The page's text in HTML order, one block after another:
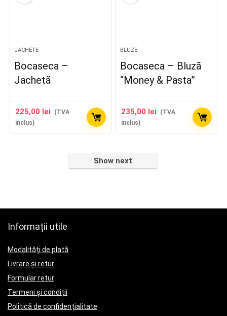
JACHETE
Bocaseca –
Jachetă
225,00 lei
(TVA
inclus)
BLUZE
Bocaseca – Bluză
“Money & Pasta”
235,00 lei
(TVA
inclus)
Show next
Informații utile
Modalități de plată
Livrare și retur
Formular retur
Termeni și condiții
Politică de confidențialitate